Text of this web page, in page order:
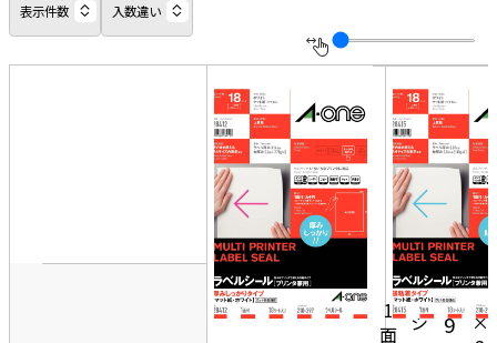
す
表示件数 入数違い
1
面
1
8
シ
1,
2
9
2
1
0
m
m
×